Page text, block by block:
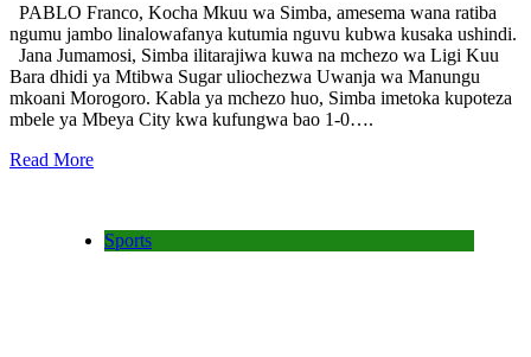
PABLO Franco, Kocha Mkuu wa Simba, amesema wana ratiba
ngumu jambo linalowafanya kutumia nguvu kubwa kusaka ushindi.
Jana Jumamosi, Simba ilitarajiwa kuwa na mchezo wa Ligi Kuu
Bara dhidi ya Mtibwa Sugar uliochezwa Uwanja wa Manungu
mkoani Morogoro. Kabla ya mchezo huo, Simba imetoka kupoteza
mbele ya Mbeya City kwa kufungwa bao 1-0….
Read More
Sports